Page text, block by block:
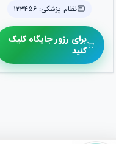
نظام پزشکی: ۱۲۳۴۵۶
برای رزور جایگاه کلیک
کنید